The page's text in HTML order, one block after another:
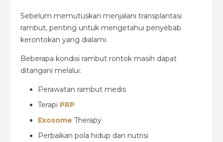
Sebelum memutuskan menjalani transplantasi
rambut, penting untuk mengetahui penyebab
kerontokan yang dialami.
Beberapa kondisi rambut rontok masih dapat
ditangani melalui:
Perawatan rambut medis
Terapi PRP
Exosome Therapy
Perbaikan pola hidup dan nutrisi